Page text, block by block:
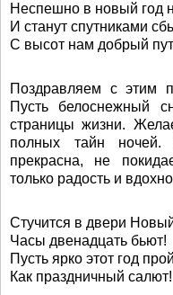
Неспешно в новый год
И станут спутниками
С высот нам добрый
Поздравляем с этим
Пусть белоснежный
страницы жизни.
полных тайн
прекрасна, не
только радость и
Стучится в двери
Часы двенадцать бьют!
Пусть ярко этот год
Как праздничный салют!